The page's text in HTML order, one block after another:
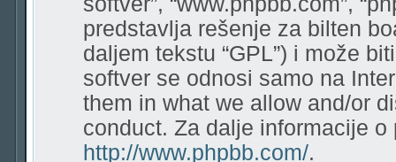
predstavlja rešenje za bilten
daljem tekstu “GPL”) i može
softver se odnosi samo na
them in what we allow and/or
conduct. Za dalje informacije
http://www.phpbb.com/.